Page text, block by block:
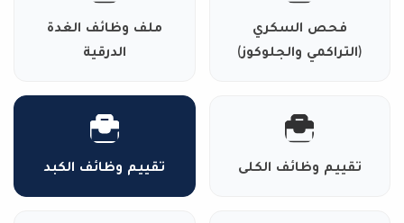
فحص السكري
(التراكمي والجلوكوز)
ملف وظائف الغدة
الدرقية
تقييم وظائف الكلى تقييم وظائف الكبد